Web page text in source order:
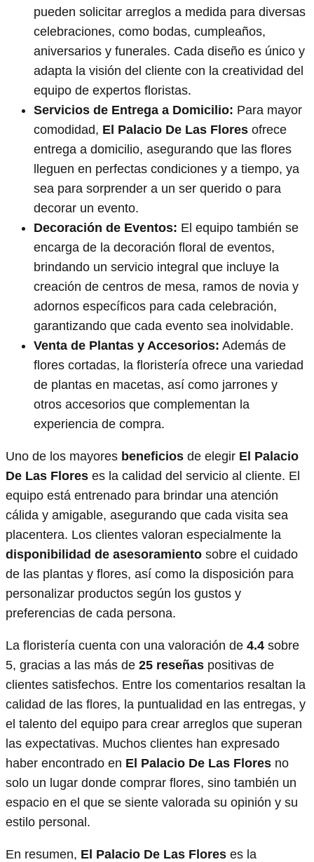
pueden solicitar arreglos a medida para diversas
celebraciones, como bodas, cumpleaños,
aniversarios y funerales. Cada diseño es único y
adapta la visión del cliente con la creatividad del
equipo de expertos floristas.
Servicios de Entrega a Domicilio: Para mayor
comodidad, El Palacio De Las Flores ofrece
entrega a domicilio, asegurando que las flores
lleguen en perfectas condiciones y a tiempo, ya
sea para sorprender a un ser querido o para
decorar un evento.
Decoración de Eventos: El equipo también se
encarga de la decoración floral de eventos,
brindando un servicio integral que incluye la
creación de centros de mesa, ramos de novia y
adornos específicos para cada celebración,
garantizando que cada evento sea inolvidable.
Venta de Plantas y Accesorios: Además de
flores cortadas, la floristería ofrece una variedad
de plantas en macetas, así como jarrones y
otros accesorios que complementan la
experiencia de compra.
Uno de los mayores beneficios de elegir El Palacio
De Las Flores es la calidad del servicio al cliente. El
equipo está entrenado para brindar una atención
cálida y amigable, asegurando que cada visita sea
placentera. Los clientes valoran especialmente la
disponibilidad de asesoramiento sobre el cuidado
de las plantas y flores, así como la disposición para
personalizar productos según los gustos y
preferencias de cada persona.
La floristería cuenta con una valoración de 4.4 sobre
5, gracias a las más de 25 reseñas positivas de
clientes satisfechos. Entre los comentarios resaltan la
calidad de las flores, la puntualidad en las entregas, y
el talento del equipo para crear arreglos que superan
las expectativas. Muchos clientes han expresado
haber encontrado en El Palacio De Las Flores no
solo un lugar donde comprar flores, sino también un
espacio en el que se siente valorada su opinión y su
estilo personal.
En resumen, El Palacio De Las Flores es la